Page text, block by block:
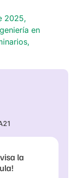
2025,
en
,
la